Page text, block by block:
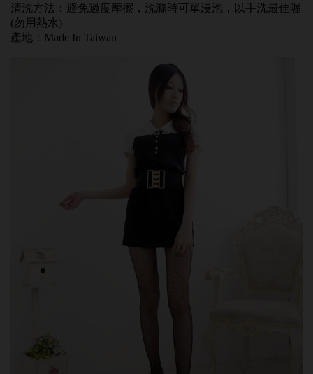
清洗方法：避免過度摩擦，洗滌時可單浸泡，以手洗最佳喔
(勿用熱水)
產地：Made In Taiwan